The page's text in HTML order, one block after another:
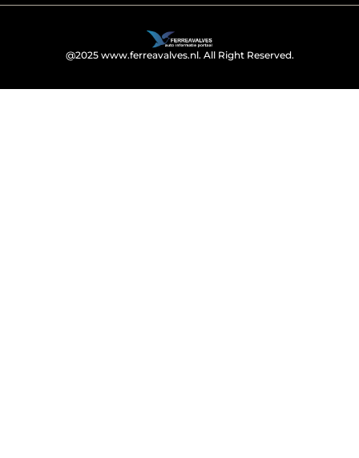
@2025 www.ferreavalves.nl. All Right Reserved.